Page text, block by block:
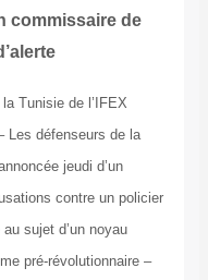
commissaire de
Tunisie de l’IFEX
Les défenseurs de la
jeudi d’un
contre un policier
sujet d’un noyau
pré-révolutionnaire –